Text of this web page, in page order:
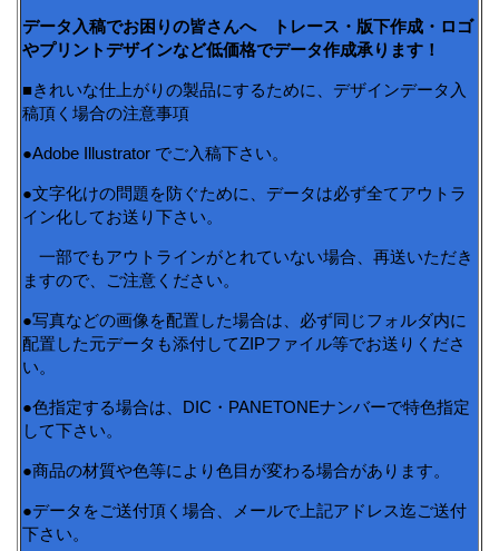
データ入稿でお困りの皆さんへ トレース・版下作成・ロゴ
やプリントデザインなど低価格でデータ作成承ります！
■きれいな仕上がりの製品にするために、デザインデータ入
稿頂く場合の注意事項
●Adobe Illustrator でご入稿下さい。
●文字化けの問題を防ぐために、データは必ず全てアウトラ
イン化してお送り下さい。
一部でもアウトラインがとれていない場合、再送いただき
ますので、ご注意ください。
●写真などの画像を配置した場合は、必ず同じフォルダ内に
配置した元データも添付してZIPファイル等でお送りくださ
い。
●色指定する場合は、DIC・PANETONEナンバーで特色指定
して下さい。
●商品の材質や色等により色目が変わる場合があります。
●データをご送付頂く場合、メールで上記アドレス迄ご送付
下さい。